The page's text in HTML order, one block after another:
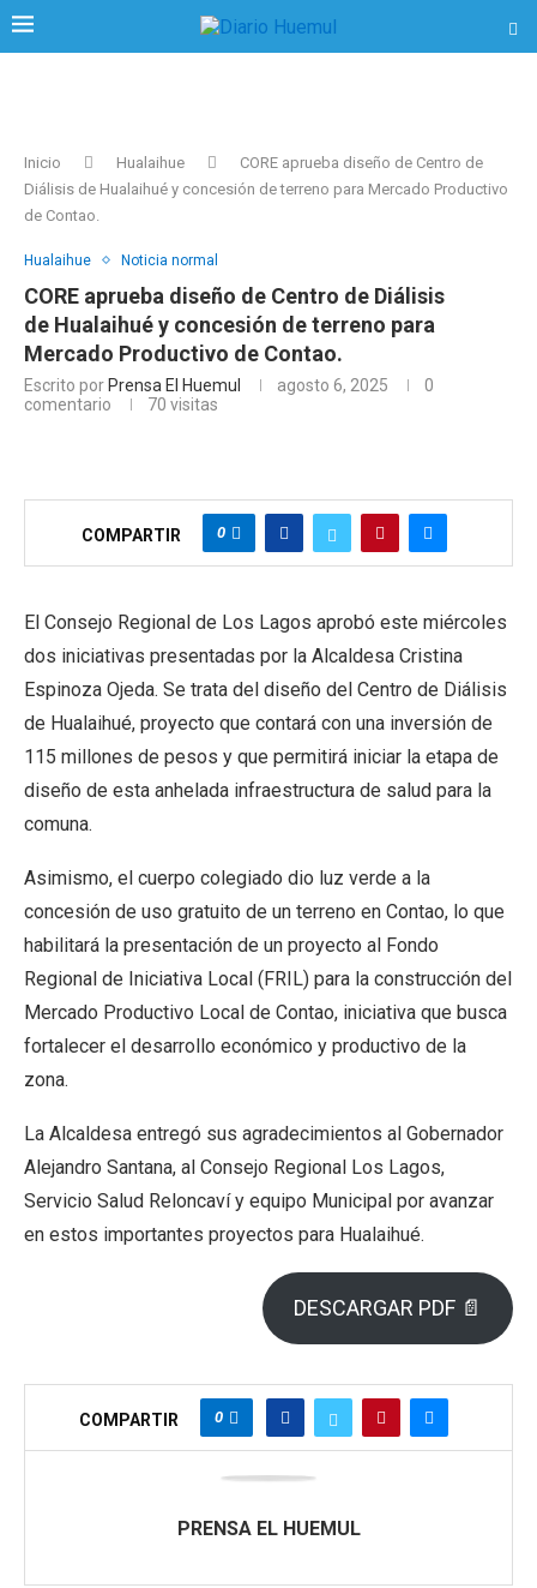
Inicio Hualaihue
CORE aprueba diseño de Centro de
Diálisis de Hualaihué y concesión de terreno para Mercado Productivo
de Contao.
Hualaihue Noticia normal
CORE aprueba diseño de Centro de Diálisis
de Hualaihué y concesión de terreno para
Mercado Productivo de Contao.
Escrito por Prensa El Huemul agosto 6, 2025
0
comentario
70 visitas
COMPARTIR 0
El Consejo Regional de Los Lagos aprobó este miércoles
dos iniciativas presentadas por la Alcaldesa Cristina
Espinoza Ojeda. Se trata del diseño del Centro de Diálisis
de Hualaihué, proyecto que contará con una inversión de
115 millones de pesos y que permitirá iniciar la etapa de
diseño de esta anhelada infraestructura de salud para la
comuna.
Asimismo, el cuerpo colegiado dio luz verde a la
concesión de uso gratuito de un terreno en Contao, lo que
habilitará la presentación de un proyecto al Fondo
Regional de Iniciativa Local (FRIL) para la construcción del
Mercado Productivo Local de Contao, iniciativa que busca
fortalecer el desarrollo económico y productivo de la
zona.
La Alcaldesa entregó sus agradecimientos al Gobernador
Alejandro Santana, al Consejo Regional Los Lagos,
Servicio Salud Reloncaví y equipo Municipal por avanzar
en estos importantes proyectos para Hualaihué.
DESCARGAR PDF 📄
COMPARTIR 0
PRENSA EL HUEMUL